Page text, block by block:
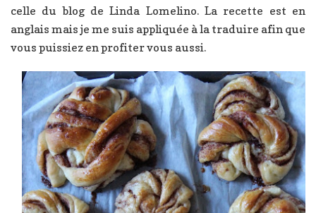
celle du blog de Linda Lomelino. La recette est en
anglais mais je me suis appliquée à la traduire afin que
vous puissiez en profiter vous aussi.